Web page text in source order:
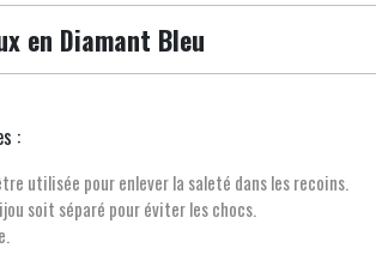
en Diamant Bleu
:
utilisée pour enlever la saleté dans les recoins.
soit séparé pour éviter les chocs.